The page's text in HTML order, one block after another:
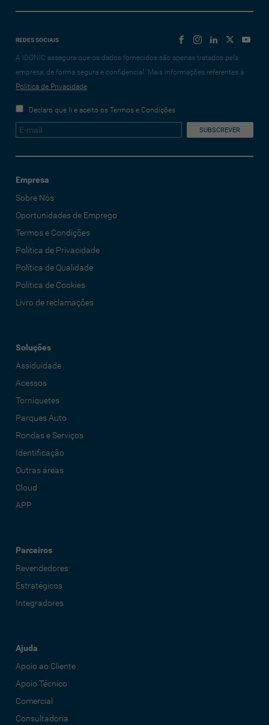
REDES SOCIAIS
A IDONIC assegura que os dados fornecidos são apenas tratados pela
empresa, de forma segura e confidencial. Mais informações referentes à
Política de Privacidade
Declaro que li e aceito os Termos e Condições
Empresa
Sobre Nós
Oportunidades de Emprego
Termos e Condições
Política de Privacidade
Política de Qualidade
Política de Cookies
Livro de reclamações
Soluções
Assiduidade
Acessos
Torniquetes
Parques Auto
Rondas e Serviços
Identificação
Outras áreas
Cloud
APP
Parceiros
Revendedores
Estratégicos
Integradores
Ajuda
Apoio ao Cliente
Apoio Técnico
Comercial
Consultadoria